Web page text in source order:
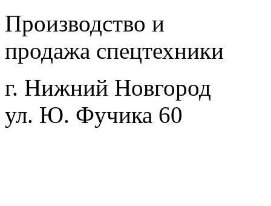
Производство и
продажа спецтехники
г. Нижний Новгород
ул. Ю. Фучика 60